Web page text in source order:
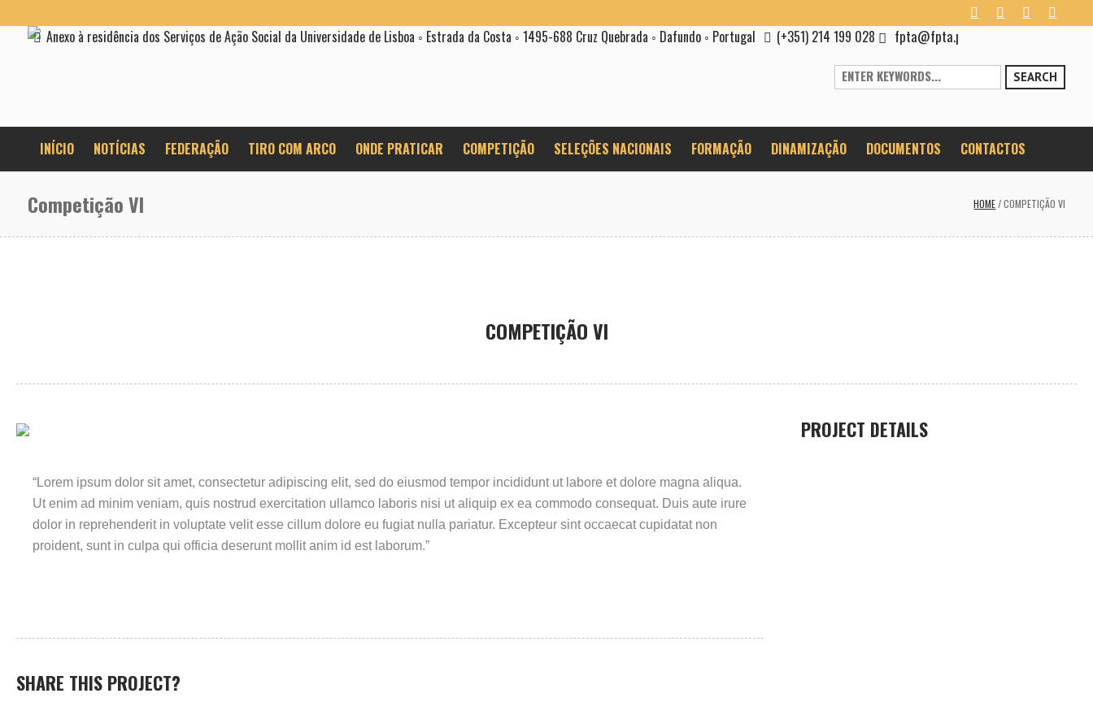
Anexo à residência dos Serviços de Ação Social da Universidade de Lisboa ◦ Estrada da Costa ◦ 1495-688 Cruz Quebrada ◦ Dafundo ◦ Portugal (+351) 214 199 028 fpta@fpta.pt
SEARCH
INÍCIO NOTÍCIAS FEDERAÇÃO TIRO COM ARCO ONDE PRATICAR COMPETIÇÃO SELEÇÕES NACIONAIS FORMAÇÃO DINAMIZAÇÃO DOCUMENTOS CONTACTOS
Competição VI HOME /COMPETIÇÃO VI
COMPETIÇÃO VI
“Lorem ipsum dolor sit amet, consectetur adipiscing elit, sed do eiusmod tempor incididunt ut labore et dolore magna aliqua.
Ut enim ad minim veniam, quis nostrud exercitation ullamco laboris nisi ut aliquip ex ea commodo consequat. Duis aute irure
dolor in reprehenderit in voluptate velit esse cillum dolore eu fugiat nulla pariatur. Excepteur sint occaecat cupidatat non
proident, sunt in culpa qui officia deserunt mollit anim id est laborum.”
PROJECT DETAILS
SHARE THIS PROJECT?